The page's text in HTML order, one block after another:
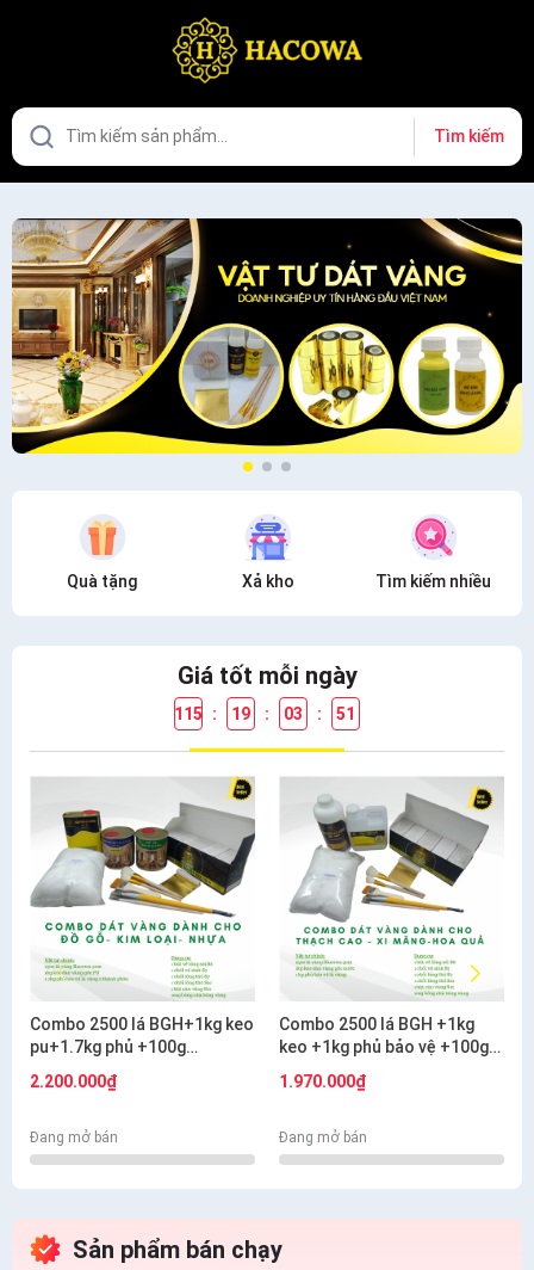
Tìm kiếm
Quà tặng Xả kho Tìm kiếm nhiều
Giá tốt mỗi ngày
115 : 19 : 03 : 51
Combo 2500 lá BGH+1kg keo
pu+1.7kg phủ +100g
s12+s7 cước
2.200.000₫
Đang mở bán
Combo 2500 lá BGH +1kg
keo +1kg phủ bảo vệ +100g
S12+ nhọn S12+cước S7
1.970.000₫
Đang mở bán
Sản phẩm bán chạy